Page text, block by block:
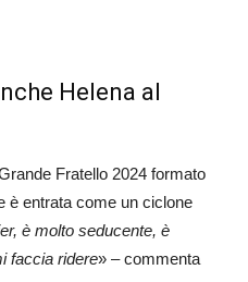
Helena al
Fratello 2024 formato
è entrata come un ciclone
è molto seducente, è
faccia ridere» – commenta